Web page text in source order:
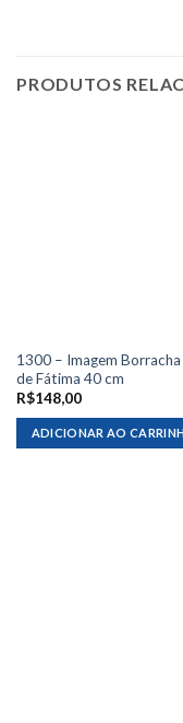
PRODUTOS
1300 – Imagem Borracha
de Fátima 40 cm
R$148,00
ADICIONAR AO